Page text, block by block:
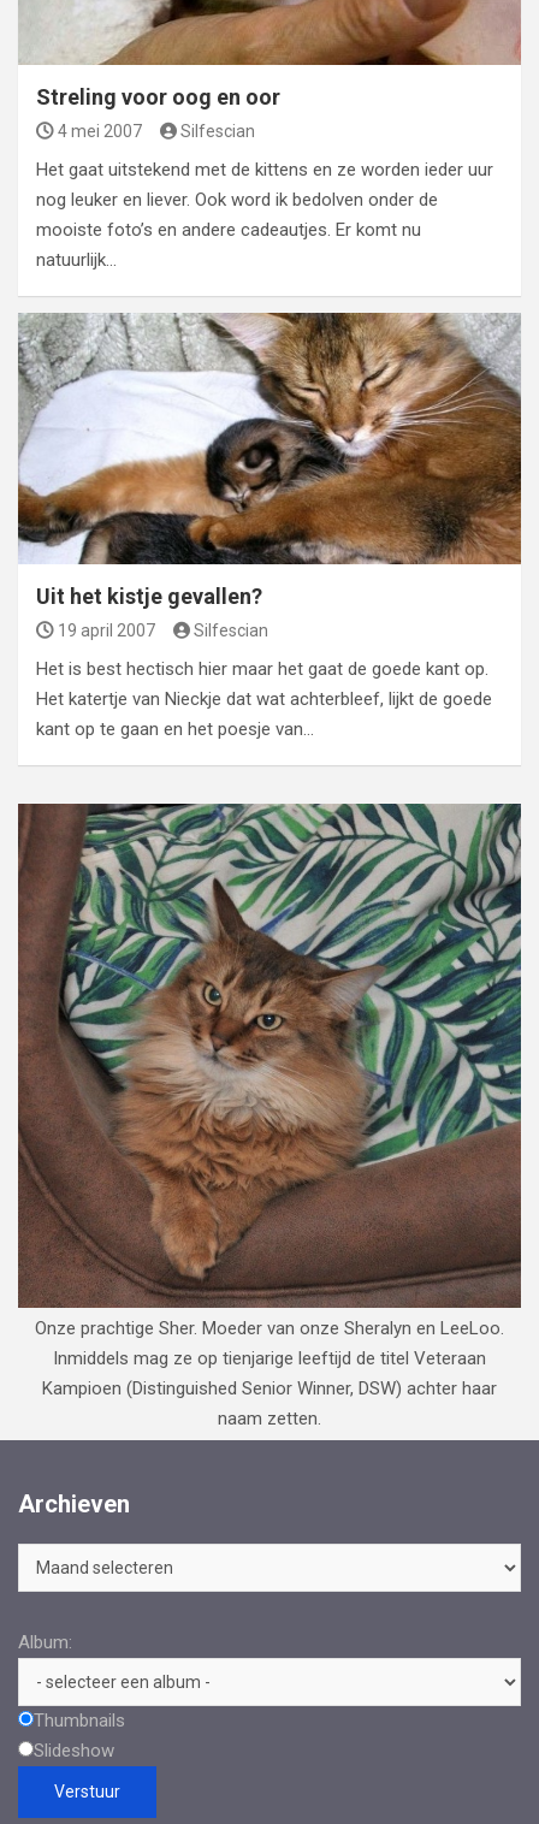
Streling voor oog en oor
4 mei 2007 Silfescian
Het gaat uitstekend met de kittens en ze worden ieder uur
nog leuker en liever. Ook word ik bedolven onder de
mooiste foto’s en andere cadeautjes. Er komt nu
natuurlijk…
Uit het kistje gevallen?
19 april 2007 Silfescian
Het is best hectisch hier maar het gaat de goede kant op.
Het katertje van Nieckje dat wat achterbleef, lijkt de goede
kant op te gaan en het poesje van…
Onze prachtige Sher. Moeder van onze Sheralyn en LeeLoo.
Inmiddels mag ze op tienjarige leeftijd de titel Veteraan
Kampioen (Distinguished Senior Winner, DSW) achter haar
naam zetten.
Archieven
Archieven
Album:
Thumbnails
Slideshow